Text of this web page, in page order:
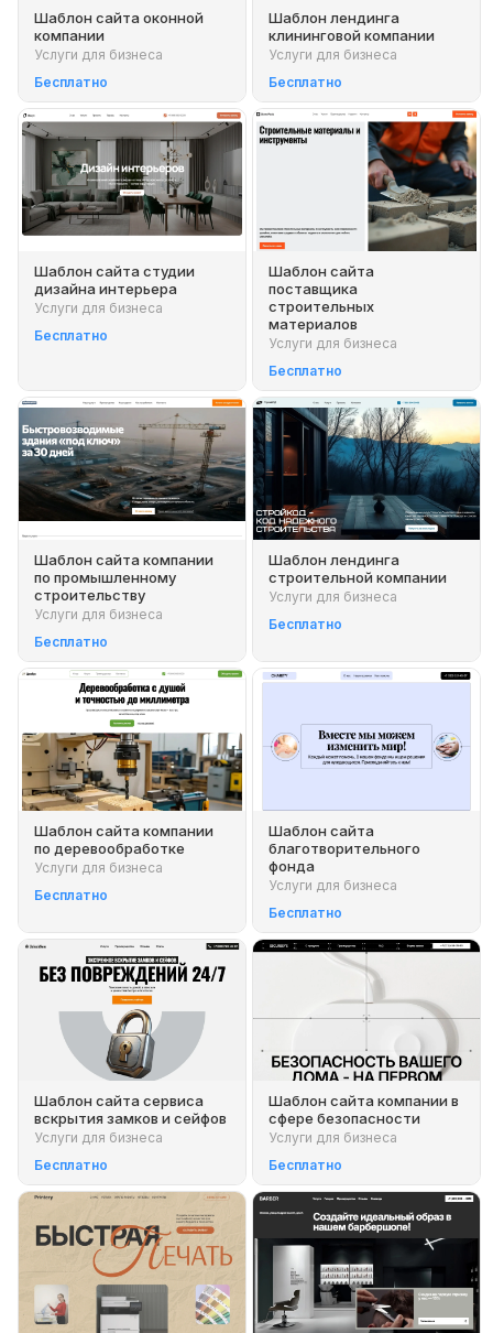
Шаблон сайта оконной
компании
Услуги для бизнеса
Бесплатно
Шаблон лендинга
клининговой компании
Услуги для бизнеса
Бесплатно
Шаблон сайта студии
дизайна интерьера
Услуги для бизнеса
Бесплатно
Шаблон сайта
поставщика
строительных
материалов
Услуги для бизнеса
Бесплатно
Шаблон сайта компании
по промышленному
строительству
Услуги для бизнеса
Бесплатно
Шаблон лендинга
строительной компании
Услуги для бизнеса
Бесплатно
Шаблон сайта компании
по деревообработке
Услуги для бизнеса
Бесплатно
Шаблон сайта
благотворительного
фонда
Услуги для бизнеса
Бесплатно
Шаблон сайта сервиса
вскрытия замков и сейфов
Услуги для бизнеса
Бесплатно
Шаблон сайта компании в
сфере безопасности
Услуги для бизнеса
Бесплатно